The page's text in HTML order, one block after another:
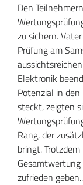
Den
zu sichern.
Prüfung am
Elektronik
Potenzial in
steckt, zeigten
Rang, der
bringt.
zufrieden geben..